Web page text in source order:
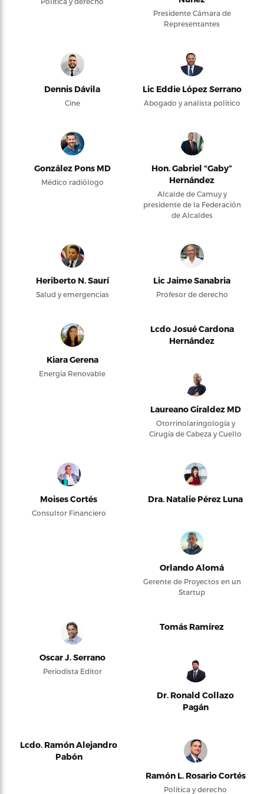
Presidente Cámara de
Representantes
Dennis Dávila
Cine
Lic Eddie López Serrano
Abogado y analista político
González Pons MD
Médico radiólogo
Hon. Gabriel “Gaby”
Hernández
Alcalde de Camuy y
presidente de la Federación
de Alcaldes
Heriberto N. Saurí
Salud y emergencias
Lic Jaime Sanabria
Profesor de derecho
Kiara Gerena
Energía Renovable
Lcdo Josué Cardona
Hernández
Laureano Giraldez MD
Otorrinolaringología y
Cirugía de Cabeza y Cuello
Moises Cortés
Consultor Financiero
Dra. Natalie Pérez Luna
Orlando Alomá
Gerente de Proyectos en un
Startup
Oscar J. Serrano
Periodista Editor
Tomás Ramírez
Dr. Ronald Collazo
Pagán
Lcdo. Ramón Alejandro
Pabón
Ramón L. Rosario Cortés
Política y derecho